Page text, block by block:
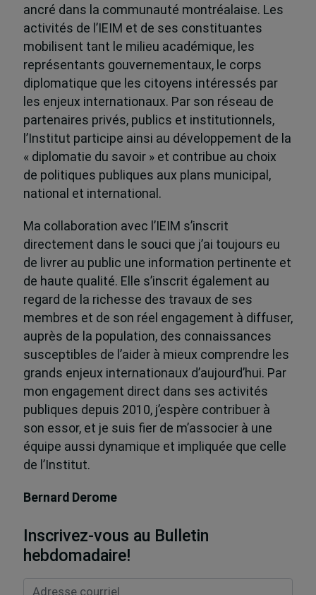
ancré dans la communauté montréalaise. Les
activités de l’IEIM et de ses constituantes
mobilisent tant le milieu académique, les
représentants gouvernementaux, le corps
diplomatique que les citoyens intéressés par
les enjeux internationaux. Par son réseau de
partenaires privés, publics et institutionnels,
l’Institut participe ainsi au développement de la
« diplomatie du savoir » et contribue au choix
de politiques publiques aux plans municipal,
national et international.
Ma collaboration avec l’IEIM s’inscrit
directement dans le souci que j’ai toujours eu
de livrer au public une information pertinente et
de haute qualité. Elle s’inscrit également au
regard de la richesse des travaux de ses
membres et de son réel engagement à diffuser,
auprès de la population, des connaissances
susceptibles de l’aider à mieux comprendre les
grands enjeux internationaux d’aujourd’hui. Par
mon engagement direct dans ses activités
publiques depuis 2010, j’espère contribuer à
son essor, et je suis fier de m’associer à une
équipe aussi dynamique et impliquée que celle
de l’Institut.
Bernard Derome
Inscrivez-vous au Bulletin
hebdomadaire!